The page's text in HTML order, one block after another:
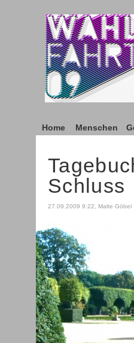
Home Menschen
Schluss
27.09.2009 9:22, Malte Göbel